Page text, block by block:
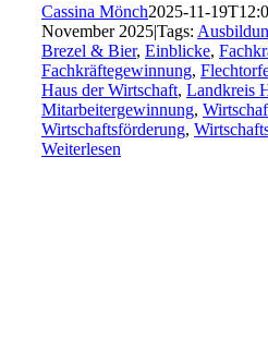
Cassina Mönch2025-11-
November 2025|Tags:
Brezel & Bier, Einblicke,
Fachkräftegewinnung,
Haus der Wirtschaft, Landkreis
Mitarbeitergewinnung,
Wirtschaftsförderung,
Weiterlesen